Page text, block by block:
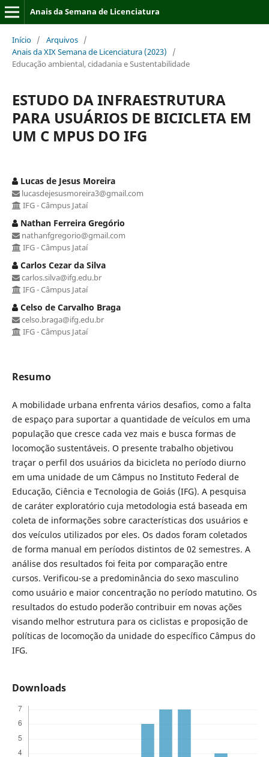
Anais da Semana de Licenciatura
Início / Arquivos /
Anais da XIX Semana de Licenciatura (2023)
/
Educação ambiental, cidadania e Sustentabilidade
ESTUDO DA INFRAESTRUTURA
PARA USUÁRIOS DE BICICLETA EM
UM C MPUS DO IFG
Lucas de Jesus Moreira
lucasdejesusmoreira3@gmail.com
IFG - Câmpus Jataí
Nathan Ferreira Gregório
nathanfgregorio@gmail.com
IFG - Câmpus Jataí
Carlos Cezar da Silva
carlos.silva@ifg.edu.br
IFG - Câmpus Jataí
Celso de Carvalho Braga
celso.braga@ifg.edu.br
IFG - Câmpus Jataí
Resumo
A mobilidade urbana enfrenta vários desafios, como a falta
de espaço para suportar a quantidade de veículos em uma
população que cresce cada vez mais e busca formas de
locomoção sustentáveis. O presente trabalho objetivou
traçar o perfil dos usuários da bicicleta no período diurno
em uma unidade de um Câmpus no Instituto Federal de
Educação, Ciência e Tecnologia de Goiás (IFG). A pesquisa
de caráter exploratório cuja metodologia está baseada em
coleta de informações sobre características dos usuários e
dos veículos utilizados por eles. Os dados foram coletados
de forma manual em períodos distintos de 02 semestres. A
análise dos resultados foi feita por comparação entre
cursos. Verificou-se a predominância do sexo masculino
como usuário e maior concentração no período matutino. Os
resultados do estudo poderão contribuir em novas ações
visando melhor estrutura para os ciclistas e proposição de
políticas de locomoção da unidade do específico Câmpus do
IFG.
Downloads